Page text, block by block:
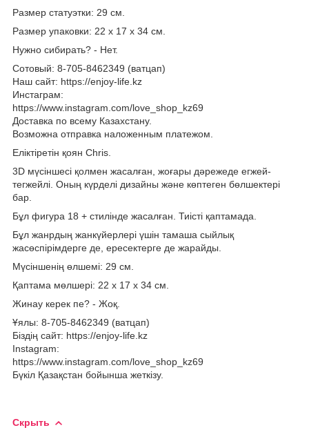
Размер статуэтки: 29 см.
Размер упаковки: 22 x 17 x 34 см.
Нужно сибирать? - Нет.
Сотовый: 8-705-8462349 (ватцап)
Наш сайт: https://enjoy-life.kz
Инстаграм:
https://www.instagram.com/love_shop_kz69
Доставка по всему Казахстану.
Возможна отправка наложенным платежом.
Еліктіретін қоян Chris.
3D мүсіншесі қолмен жасалған, жоғары дәрежеде егжей-
тегжейлі. Оның күрделі дизайны және көптеген бөлшектері
бар.
Бұл фигура 18 + стилінде жасалған. Тиісті қаптамада.
Бұл жанрдың жанкүйерлері үшін тамаша сыйлық
жасөспірімдерге де, ересектерге де жарайды.
Мүсіншенің өлшемі: 29 см.
Қаптама мөлшері: 22 x 17 x 34 см.
Жинау керек пе? - Жоқ.
Ұялы: 8-705-8462349 (ватцап)
Біздің сайт: https://enjoy-life.kz
Instagram:
https://www.instagram.com/love_shop_kz69
Бүкіл Қазақстан бойынша жеткізу.
Скрыть